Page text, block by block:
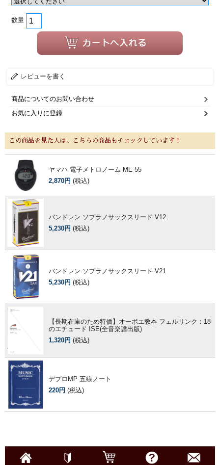
数量
レビューを書く
商品についてのお問い合わせ
お気に入りに登録
この商品を見た人は、こちらの商品もチェックしています！
ヤマハ 電子メトロノーム ME-55
2,870円 (税込)
バンドレン ソプラノサックスリード V12
5,230円 (税込)
バンドレン ソプラノサックスリード V21
5,230円 (税込)
【長期在庫のため特価】オーボエ教本 フェルリンク：18
のエチュード ISE(全音楽譜出版)
1,320円 (税込)
デプロMP 五線ノート
220円 (税込)